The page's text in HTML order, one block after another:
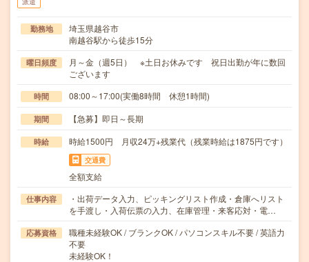
派遣
勤務地
埼玉県越谷市
南越谷駅から徒歩15分
曜日頻度
月～金（週5日） ※土日お休みです 祝日出勤が年に数回
ございます
時間 08:00～17:00(実働8時間 休憩1時間)
期間 【急募】即日～長期
時給 時給1500円 月収24万+残業代（残業時給は1875円です）
交通費
全額支給
仕事内容
・出荷データ入力、ピッキングリスト作成・倉庫へリスト
を手渡し・入荷伝票の入力、在庫管理・来客応対・電…
応募資格
職種未経験OK / ブランクOK / パソコンスキル不要 / 英語力
不要
未経験OK！